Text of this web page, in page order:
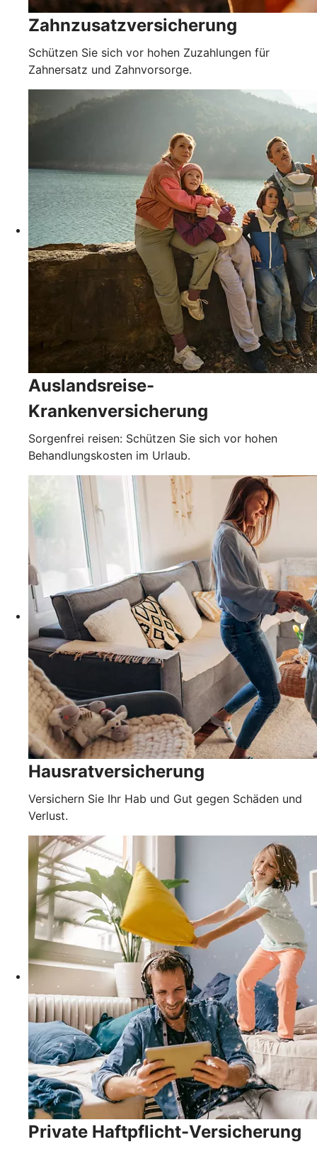
Zahnzusatzversicherung
Schützen Sie sich vor hohen Zuzahlungen für
Zahnersatz und Zahnvorsorge.
Auslandsreise-
Krankenversicherung
Sorgenfrei reisen: Schützen Sie sich vor hohen
Behandlungskosten im Urlaub.
Hausratversicherung
Versichern Sie Ihr Hab und Gut gegen Schäden und
Verlust.
Private Haftpflicht-Versicherung